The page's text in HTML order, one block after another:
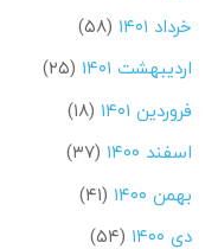
خرداد ۱۴۰۱
(۵۸)
اردیبهشت ۱۴۰۱
(۲۵)
فروردین ۱۴۰۱
(۱۸)
اسفند ۱۴۰۰
(۳۷)
بهمن ۱۴۰۰
(۴۱)
دی ۱۴۰۰
(۵۴)